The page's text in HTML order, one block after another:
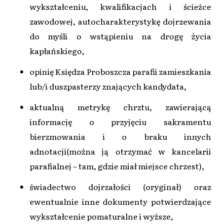
wykształceniu, kwalifikacjach i ścieżce
zawodowej, autocharakterystykę dojrzewania
do myśli o wstąpieniu na drogę życia
kapłańskiego,
opinię Księdza Proboszcza parafii zamieszkania
lub/i duszpasterzy znających kandydata,
aktualną metrykę chrztu, zawierającą
informację o przyjęciu sakramentu
bierzmowania i o braku innych
adnotacji(można ją otrzymać w kancelarii
parafialnej – tam, gdzie miał miejsce chrzest),
świadectwo dojrzałości (oryginał) oraz
ewentualnie inne dokumenty potwierdzające
wykształcenie pomaturalne i wyższe,